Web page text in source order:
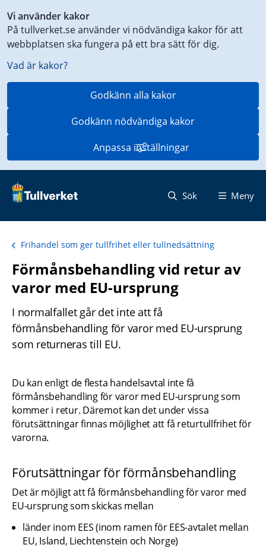
Vi använder kakor
På tullverket.se använder vi nödvändiga kakor för att
webbplatsen ska fungera på ett bra sätt för dig.
Vad är kakor?
Godkänn alla kakor
Godkänn nödvändiga kakor
Anpassa inställningar
till
innehåll
på
aktuell
Sök Meny
Frihandel som ger tullfrihet eller tullnedsättning
Förmånsbehandling vid retur av
varor med EU-ursprung
I normalfallet går det inte att få
förmånsbehandling för varor med EU-ursprung
som returneras till EU.
Du kan enligt de flesta handelsavtal inte få
förmånsbehandling för varor med EU-ursprung som
kommer i retur. Däremot kan det under vissa
förutsättningar finnas möjlighet att få returtullfrihet för
varorna.
Förutsättningar för förmånsbehandling
Det är möjligt att få förmånsbehandling för varor med
EU-ursprung som skickas mellan
länder inom EES (inom ramen för EES-avtalet mellan
EU, Island, Liechtenstein och Norge)